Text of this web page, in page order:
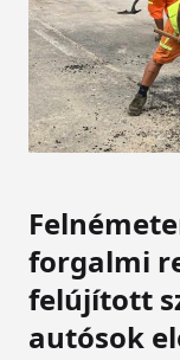
forgalmi
felújított
autósok